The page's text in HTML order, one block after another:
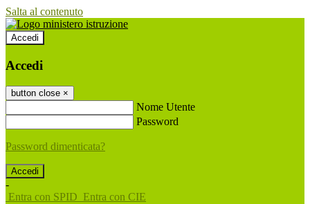
Salta al contenuto
Accedi
Accedi
button close ×
Nome Utente
Password
Password dimenticata?
-
Entra con SPID Entra con CIE